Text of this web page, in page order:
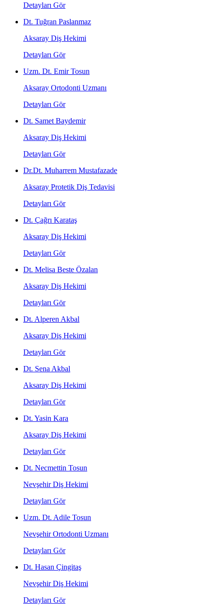
Detayları Gör
Dt. Tuğran Paslanmaz
Aksaray Diş Hekimi
Detayları Gör
Uzm. Dt. Emir Tosun
Aksaray Ortodonti Uzmanı
Detayları Gör
Dt. Samet Baydemir
Aksaray Diş Hekimi
Detayları Gör
Dr.Dt. Muharrem Mustafazade
Aksaray Protetik Diş Tedavisi
Detayları Gör
Dt. Çağrı Karataş
Aksaray Diş Hekimi
Detayları Gör
Dt. Melisa Beste Özalan
Aksaray Diş Hekimi
Detayları Gör
Dt. Alperen Akbal
Aksaray Diş Hekimi
Detayları Gör
Dt. Sena Akbal
Aksaray Diş Hekimi
Detayları Gör
Dt. Yasin Kara
Aksaray Diş Hekimi
Detayları Gör
Dt. Necmettin Tosun
Nevşehir Diş Hekimi
Detayları Gör
Uzm. Dt. Adile Tosun
Nevşehir Ortodonti Uzmanı
Detayları Gör
Dt. Hasan Çingitaş
Nevşehir Diş Hekimi
Detayları Gör